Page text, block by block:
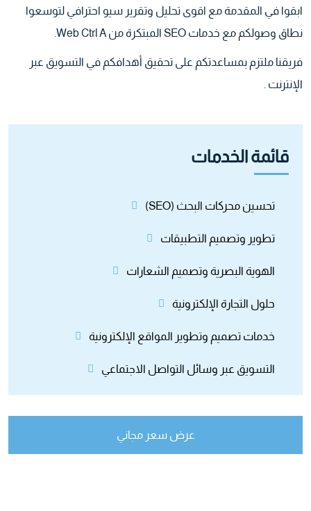
ابقوا في المقدمة مع اقوى تحليل وتقرير سيو احترافي لتوسعوا
نطاق وصولكم مع خدمات SEO المبتكرة من Web Ctrl A.
فریقنا ملتزم بمساعدتكم على تحقيق أهدافكم في التسويق عبر
الإنترنت
قائمة الخدمات
تحسین محركات البحث (SEO)
تطویر وتصمیم التطبیقات
الھویة البصریة وتصمیم الشعارات
حلول التجارة الإلكترونیة
خدمات تصمیم وتطویر المواقع الإلكترونیة
التسویق عبر وسائل التواصل الاجتماعي
عرض سعر مجاني